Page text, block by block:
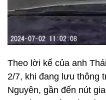
Theo lời kể của anh
2/7, khi đang lưu thông
Nguyên, gần đến nút